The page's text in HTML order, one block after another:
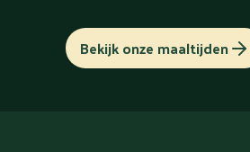
Bekijk onze maaltijden